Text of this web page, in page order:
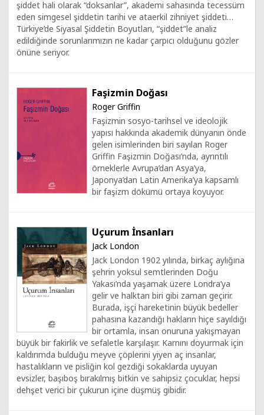
şiddet hali olarak “doksanlar”, akademi sahasında tecessüm
eden simgesel şiddetin tarihi ve ataerkil zihniyet şiddeti…
Türkiye’de Siyasal Şiddetin Boyutları, “şiddet”le analiz
edildiğinde sorunlarımızın ne kadar çarpıcı olduğunu gözler
önüne seriyor.
Faşizmin Doğası
Roger Griffin
Faşizmin sosyo-tarihsel ve ideolojik
yapısı hakkında akademik dünyanın önde
gelen isimlerinden biri sayılan Roger
Griffin Faşizmin Doğası’nda, ayrıntılı
örneklerle Avrupa’dan Asya’ya,
Japonya’dan Latin Amerika’ya kapsamlı
bir faşizm dökümü ortaya koyuyor.
Uçurum İnsanları
Jack London
Jack London 1902 yılında, birkaç aylığına
şehrin yoksul semtlerinden Doğu
Yakası’nda yaşamak üzere Londra’ya
gelir ve halktan biri gibi zaman geçirir.
Burada, işçi hareketinin büyük bedeller
pahasına kazandığı hakların hiçe sayıldığı
bir ortamla, insan onuruna yakışmayan
büyük bir fakirlik ve sefaletle karşılaşır. Karnını doyurmak için
kaldırımda bulduğu meyve çöplerini yiyen aç insanlar,
hastalıkların ve pisliğin kol gezdiği sokaklarda uyuyan
evsizler, başıboş bırakılmış bitkin ve sahipsiz çocuklar, hepsi
dehşet verici bir çukurun içine düşmüş gibidir.